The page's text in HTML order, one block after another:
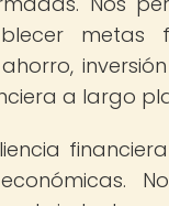
metas
a largo
económicas.